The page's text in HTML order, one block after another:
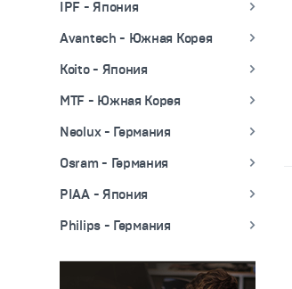
IPF - Япония
Avantech - Южная Корея
Koito - Япония
MTF - Южная Корея
Neolux - Германия
Osram - Германия
PIAA - Япония
Philips - Германия